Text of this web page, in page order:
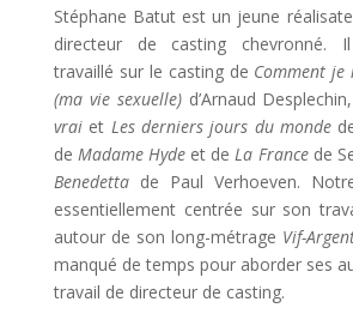
Stéphane Batut est un jeune
directeur de casting chevronné.
travaillé sur le casting de Comment je
(ma vie sexuelle)d’Arnaud Desplechin,
vraiet Les derniers jours du monde
de Madame Hyde et deLa Francede
Benedettade Paul Verhoeven.
essentiellement centrée sur son
autour de son long-métrage Vif-
manqué de temps pour aborder ses
travail de directeur de casting.